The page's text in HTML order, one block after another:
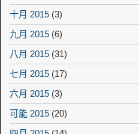
十月 2015 (3)
九月 2015 (6)
八月 2015 (31)
七月 2015 (17)
六月 2015 (3)
可能 2015 (20)